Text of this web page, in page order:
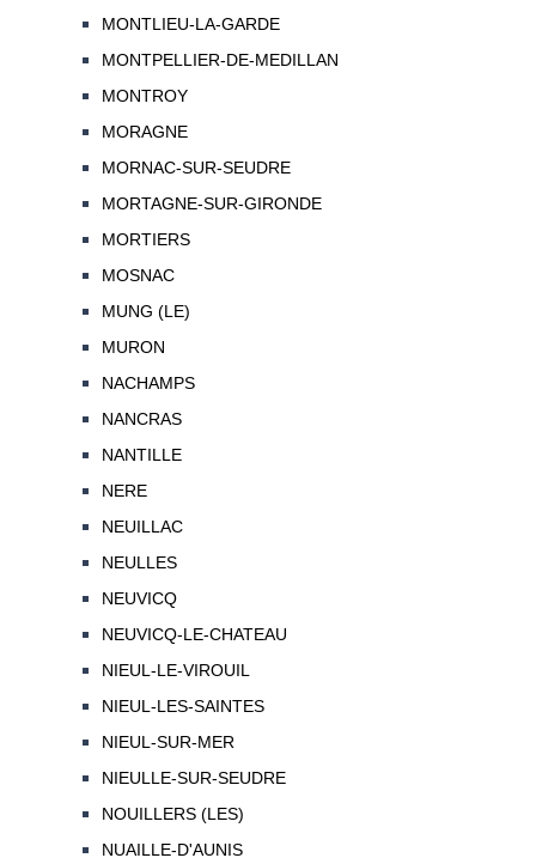
MONTLIEU-LA-GARDE
MONTPELLIER-DE-MEDILLAN
MONTROY
MORAGNE
MORNAC-SUR-SEUDRE
MORTAGNE-SUR-GIRONDE
MORTIERS
MOSNAC
MUNG (LE)
MURON
NACHAMPS
NANCRAS
NANTILLE
NERE
NEUILLAC
NEULLES
NEUVICQ
NEUVICQ-LE-CHATEAU
NIEUL-LE-VIROUIL
NIEUL-LES-SAINTES
NIEUL-SUR-MER
NIEULLE-SUR-SEUDRE
NOUILLERS (LES)
NUAILLE-D'AUNIS